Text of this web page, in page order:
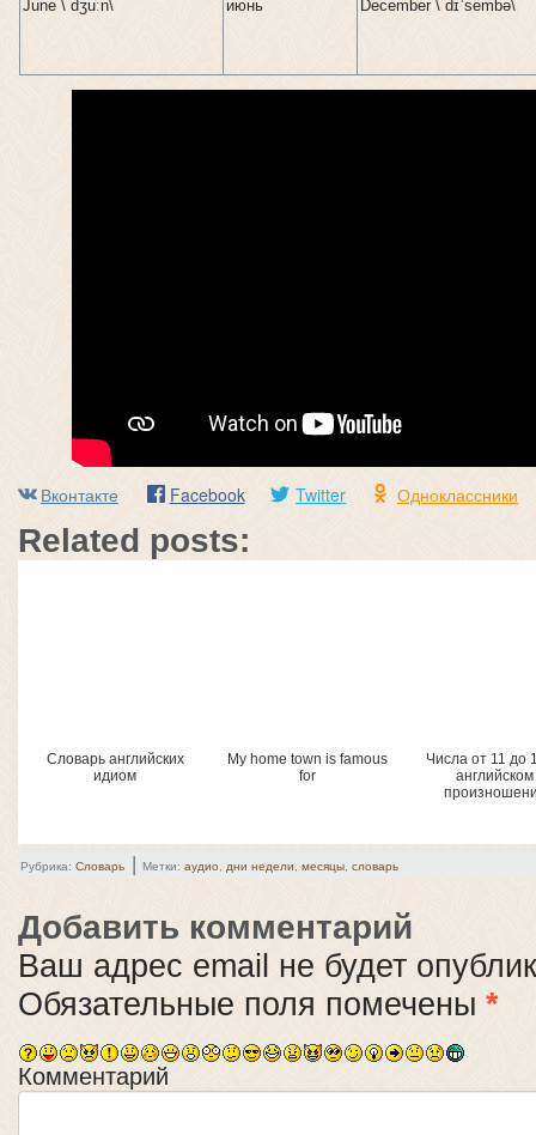
June \ dʒuːn\ июнь December \ dɪˈsembə\
Вконтакте Facebook Twitter Одноклассники
Related posts:
Словарь английских
идиом
My home town is famous
for
Числа от 11 до
английском
Рубрика: Словарь | Метки: аудио дни недели месяцы словарь
Добавить комментарий
Ваш адрес email не будет
Обязательные поля помечены *
Комментарий